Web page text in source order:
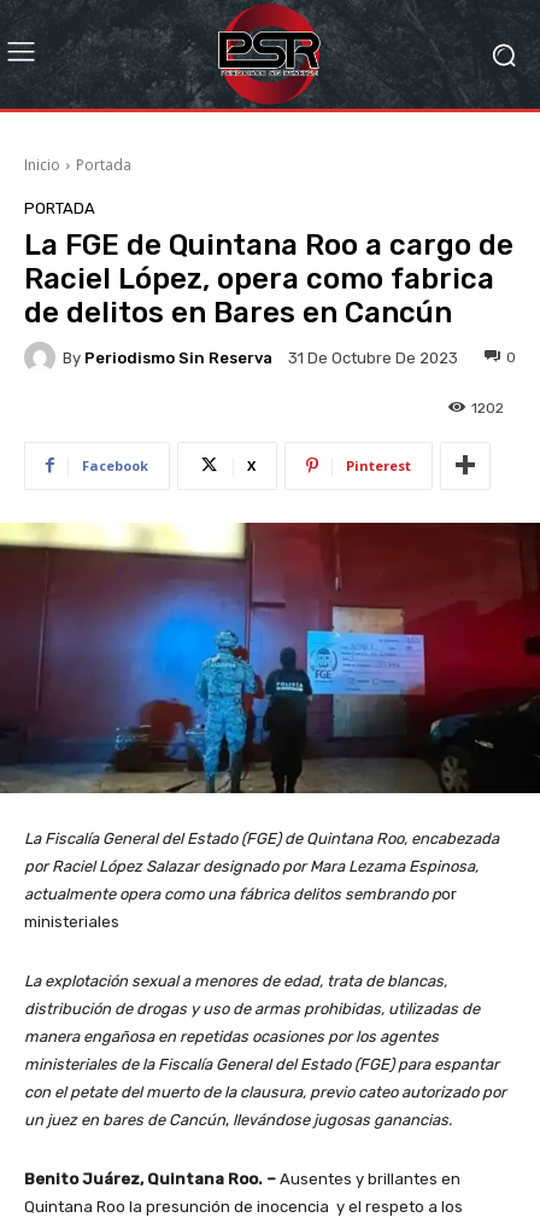
Inicio Portada
PORTADA
La FGE de Quintana Roo a cargo de
Raciel López, opera como fabrica
de delitos en Bares en Cancún
By Periodismo Sin Reserva 31 De Octubre De 2023 0
1202
Facebook X Pinterest
La Fiscalía General del Estado (FGE) de Quintana Roo, encabezada
por Raciel López Salazar designado por Mara Lezama Espinosa,
actualmente opera como una fábrica delitos sembrando por
ministeriales
La explotación sexual a menores de edad, trata de blancas,
distribución de drogas y uso de armas prohibidas, utilizadas de
manera engañosa en repetidas ocasiones por los agentes
ministeriales de la Fiscalía General del Estado (FGE) para espantar
con el petate del muerto de la clausura, previo cateo autorizado por
un juez en bares de Cancún, llevándose jugosas ganancias.
Benito Juárez, Quintana Roo. – Ausentes y brillantes en
Quintana Roo la presunción de inocencia y el respeto a los